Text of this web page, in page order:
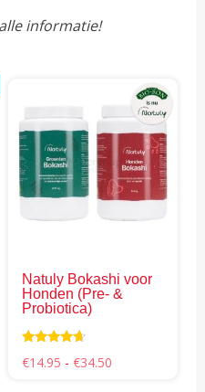
informatie!
Dit
product
heeft
meerdere
variaties.
Deze
optie
wordenNatuly Bokashi voor
Honden (Pre- &
Probiotica)
4.46
€14.95 - €34.50Prijsklasse: